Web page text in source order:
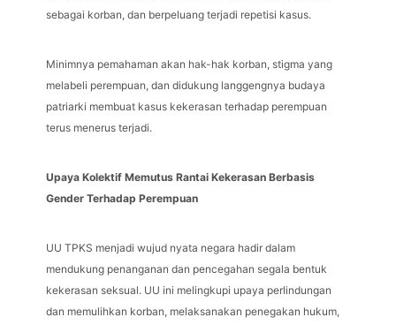
sebagai korban, dan berpeluang terjadi repetisi kasus.
Minimnya pemahaman akan hak-hak korban, stigma yang
melabeli perempuan, dan didukung langgengnya budaya
patriarki membuat kasus kekerasan terhadap perempuan
terus menerus terjadi.
Upaya Kolektif Memutus Rantai Kekerasan Berbasis
Gender Terhadap Perempuan
UU TPKS menjadi wujud nyata negara hadir dalam
mendukung penanganan dan pencegahan segala bentuk
kekerasan seksual. UU ini melingkupi upaya perlindungan
dan memulihkan korban, melaksanakan penegakan hukum,